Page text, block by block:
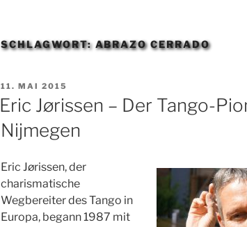
SCHLAGWORT: ABRAZO CERRADO
VERÖFFENTLICHT
AM
11. MAI 2015
Eric Jørissen – Der Tango-
Nijmegen
Eric Jørissen, der
charismatische
Wegbereiter des Tango in
Europa, begann 1987 mit